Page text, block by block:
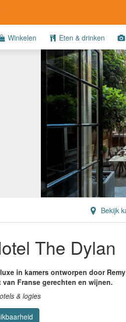
Winkelen Eten & drinken
Bekijk
The Dylan
in kamers ontworpen door
van Franse gerechten en wijnen.
& logies